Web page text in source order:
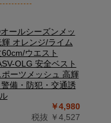
ールシーズンメッ
オレンジ/ライム
ウエスト
OLG 安全ベスト
ーツメッシュ 高輝
備・防犯・交通誘
￥4,980
税抜 ￥4,527